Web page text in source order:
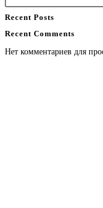
Recent Posts
Recent Comments
Нет комментариев для